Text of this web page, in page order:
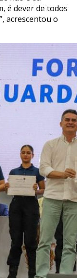
é dever de todos
acrescentou o